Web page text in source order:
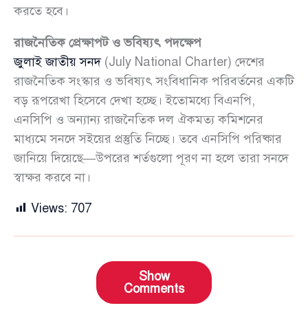
করতে হবে।
রাজনৈতিক প্রেক্ষাপট ও ভবিষ্যৎ পদক্ষেপ
জুলাই জাতীয় সনদ(July National Charter) দেশের
রাজনৈতিক সংস্কার ও ভবিষ্যৎ সংবিধানিক পরিবর্তনের একটি
বড় রূপরেখা হিসেবে দেখা হচ্ছে। ইতোমধ্যে বিএনপি,
এনসিপি ও অন্যান্য রাজনৈতিক দল ঐকমত্য কমিশনের
মাধ্যমে সনদে সইয়ের প্রস্তুতি নিচ্ছে। তবে এনসিপি পরিষ্কার
জানিয়ে দিয়েছে—উপরের শর্তগুলো পূরণ না হলে তারা সনদে
স্বাক্ষর করবে না।
Views: 707
Show
Comments